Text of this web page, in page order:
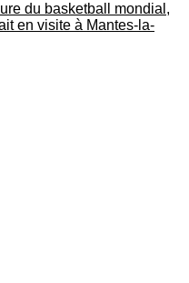
du basketball mondial,
en visite à Mantes-la-